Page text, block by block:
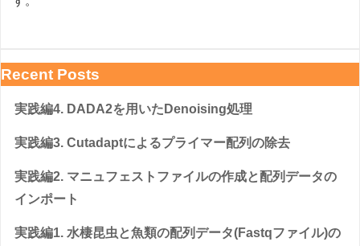
Recent Posts
実践編4. DADA2を用いたDenoising処理
実践編3. Cutadaptによるプライマー配列の除去
実践編2. マニュフェストファイルの作成と配列データの
インポート
実践編1. 水棲昆虫と魚類の配列データ(Fastqファイル)の